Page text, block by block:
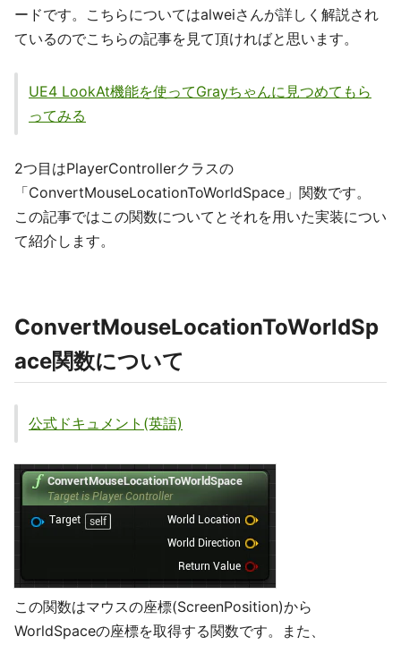
ードです。こちらについてはalweiさんが詳しく解説され
ているのでこちらの記事を見て頂ければと思います。
UE4 LookAt機能を使ってGrayちゃんに見つめてもら
ってみる
2つ目はPlayerControllerクラスの
「ConvertMouseLocationToWorldSpace」関数です。
この記事ではこの関数についてとそれを用いた実装につい
て紹介します。
ConvertMouseLocationToWorldSp
ace関数について
公式ドキュメント(英語)
この関数はマウスの座標(ScreenPosition)から
WorldSpaceの座標を取得する関数です。また、